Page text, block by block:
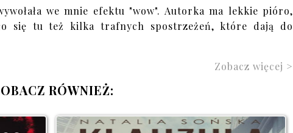
we mnie efektu "wow". Autorka ma lekkie pióro,
się tu też kilka trafnych spostrzeżeń, które dają do
Zobacz więcej >
RÓWNIEŻ: